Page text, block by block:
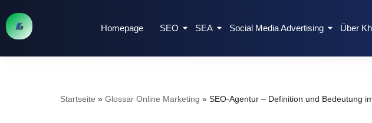
Zum
Homepage SEO SEA Social Media Advertising Über
Startseite » Glossar Online Marketing » SEO-Agentur – Definition und Bedeutung